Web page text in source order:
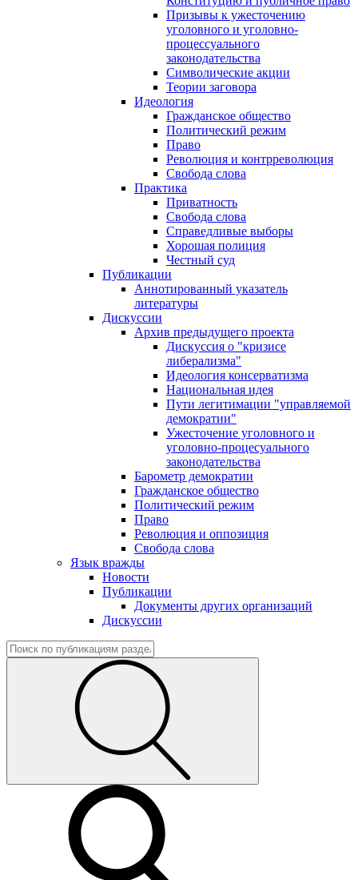
Призывы к ужесточению
уголовного и уголовно-
процессуального
законодательства
Символические акции
Теории заговора
Идеология
Гражданское общество
Политический режим
Право
Революция и контрреволюция
Свобода слова
Практика
Приватность
Свобода слова
Справедливые выборы
Хорошая полиция
Честный суд
Публикации
Аннотированный указатель
литературы
Дискуссии
Архив предыдущего проекта
Дискуссия о "кризисе
либерализма"
Идеология консерватизма
Национальная идея
Пути легитимации "управляемой
демократии"
Ужесточение уголовного и
уголовно-процесуального
законодательства
Барометр демократии
Гражданское общество
Политический режим
Право
Революция и оппозиция
Свобода слова
Язык вражды
Новости
Публикации
Документы других организаций
Дискуссии